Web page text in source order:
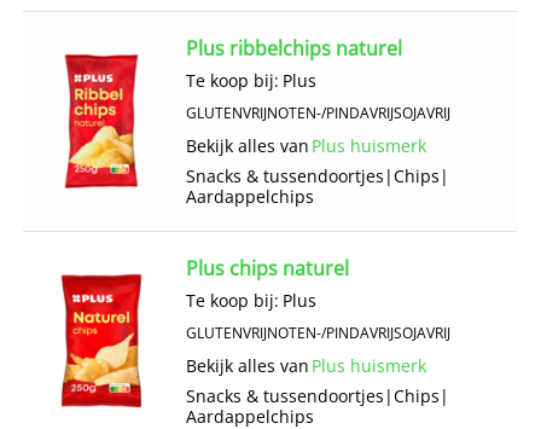
Plus ribbelchips naturel
Te koop bij: Plus
GLUTENVRIJNOTEN-/PINDAVRIJSOJAVRIJ
Bekijk alles van Plus huismerk
Snacks & tussendoortjes |Chips |
Aardappelchips
Plus chips naturel
Te koop bij: Plus
GLUTENVRIJNOTEN-/PINDAVRIJSOJAVRIJ
Bekijk alles van Plus huismerk
Snacks & tussendoortjes |Chips |
Aardappelchips